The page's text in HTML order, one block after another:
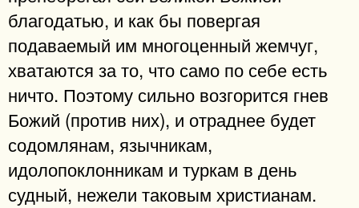
благодатью, и как бы повергая
подаваемый им многоценный жемчуг,
хватаются за то, что само по себе есть
ничто. Поэтому сильно возгорится гнев
Божий (против них), и отраднее будет
содомлянам, язычникам,
идолопоклонникам и туркам в день
судный, нежели таковым христианам.